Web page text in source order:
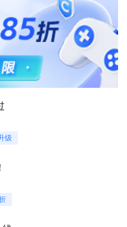
够更好地保证数据的完整性和安
选择服务器 首先，需要选
取决于您的需求和预算。如果您
件，那么您可以选择一个低端的
来运行应用程序或提供网络服
。 选择操作系统 选择操作
器操作系统有Windows Server和
服务器操作系统，适用于
您的需求和技能水平。 安装
器的下一步。服务器软件是
可以用于提供Web服务、FTP服
服务器的下一步。服务器配
置等。网络配置包括IP地址、子
访问控制和加密等。应用程序配
件应用程序等。配置服务器需要
关是服务器访问外部网络的出
务器需要对外提供服务，还需要
通过。例如，如果服务器运行的
HTTP）或 443 端口
全，建议关闭不必要的端口和服
设置要定期更新操作系统和应用
密码策略，避免使用弱密码，防
防火墙、杀毒软件和入侵检测系
硬盘、外部存储设备或云存储
建自己的服务器并不难，关键在
稳定、安全的服务器。无论你是
搭建服务器，开启你的数字化之
置需要根据实际需求进行。 配
可以选择有线或者无线方式进行
括IP地址、子网掩码、网关
全措施，包括防火墙、访问
行设置，如iptables等。 测试
，检查各项功能是否正常，在日
件更新、数据备份等。 此
是云服务器的一个虚拟机，具有
置和规格，可以用来部署应用程
要求 搭建服务器的基本要
备，也可以选择云服务器服务商
务器上。可以通过光盘、U盘、
问外网的能力。 安装必要软
、Nginx）、数据库（如
、关闭不必要的服务、更新
级